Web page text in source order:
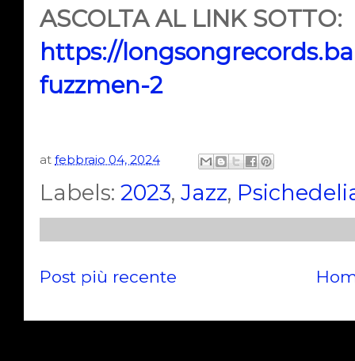
ASCOLTA AL LINK SOTTO:
https://
fuzzmen-2
at febbraio 04, 2024
Labels: 2023, Jazz,
Post più recente